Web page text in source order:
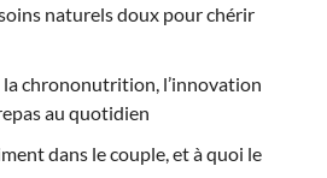
naturels doux pour chérir
chrononutrition, l’innovation
au quotidien
dans le couple, et à quoi le